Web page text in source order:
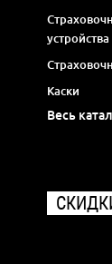
устройства
Каски
Весь